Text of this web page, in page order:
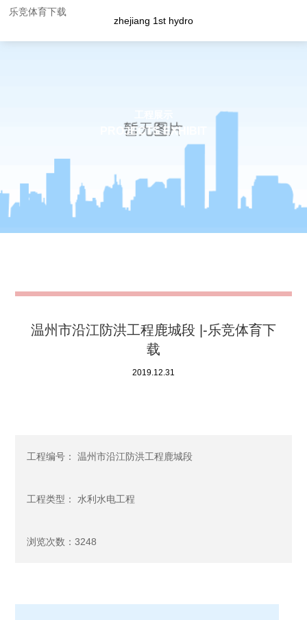
乐竞体育下载
zhejiang 1st hydro
PROJECTS EXHIBIT
温州市沿江防洪工程鹿城段 |-乐竞体育下
载
2019.12.31
工程编号： 温州市沿江防洪工程鹿城段
工程类型： 水利水电工程
浏览次数：3248